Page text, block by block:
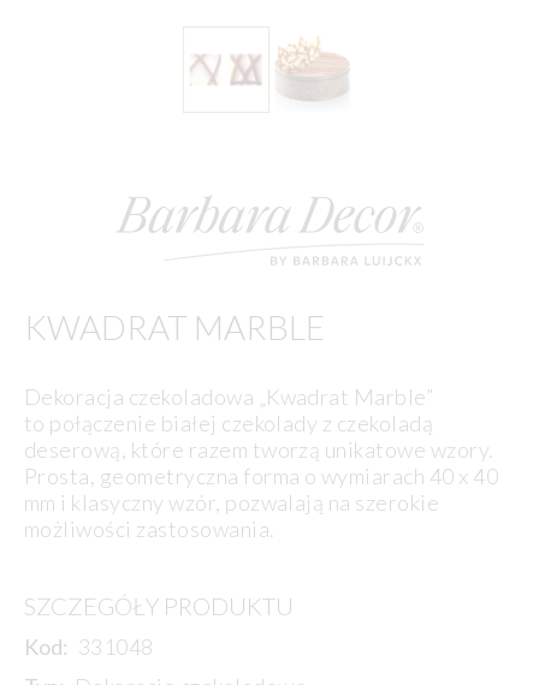
KWADRAT MARBLE
Dekoracja czekoladowa „Kwadrat Marble”
to połączenie białej czekolady z czekoladą
deserową, które razem tworzą unikatowe wzory.
Prosta, geometryczna forma o wymiarach 40 x 40
mm i klasyczny wzór, pozwalają na szerokie
możliwości zastosowania.
SZCZEGÓŁY PRODUKTU
Kod: 331048